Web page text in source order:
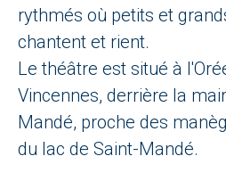
rythmés où petits et
chantent et rient.
Le théâtre est situé à
Vincennes, derrière la
Mandé, proche des
du lac de Saint-Mandé.